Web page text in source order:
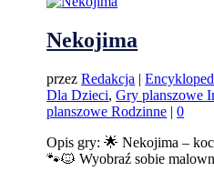
Nekojima
przezRedakcja |
Dla Dzieci,Gry planszowe
planszowe Rodzinne |0
Opis gry: 🌟 Nekojima –
🐾🐱 Wyobraź sobie